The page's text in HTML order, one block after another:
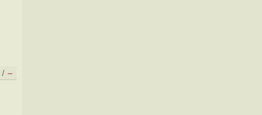
/ –